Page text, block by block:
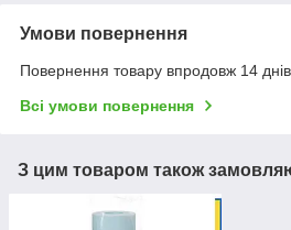
Умови повернення
Повернення товару впродовж 14
Всі умови повернення
З цим товаром також